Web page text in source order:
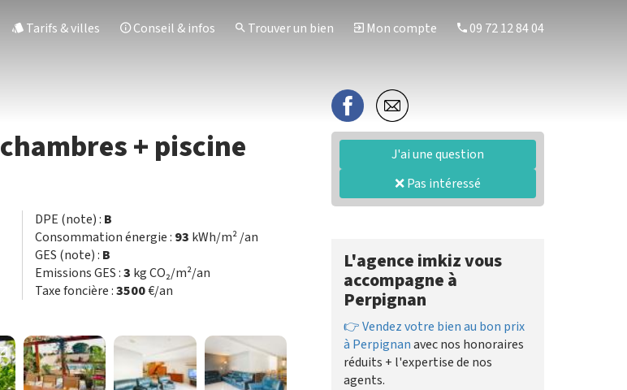
Tarifs & villes Conseil & infos Trouver un bien Mon compte 09 72 12 84 04
+ piscine
DPE (note) : B
Consommation énergie : 93 kWh/m² /an
GES (note) : B
Emissions GES :3 kg CO₂/m²/an
Taxe foncière :3500€/an
J'ai une question
❌ Pas intéressé
L'agence imkiz vous
accompagne à
Perpignan
👉 Vendez votre bien au bon prix
à Perpignanavec nos honoraires
réduits + l'expertise de nos
agents.